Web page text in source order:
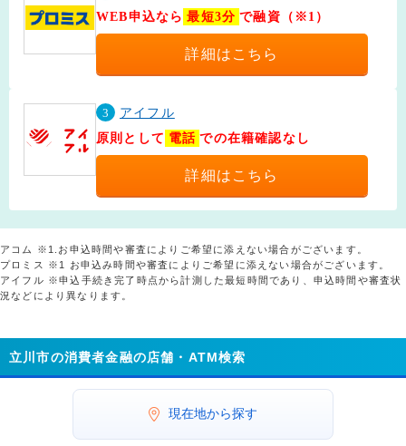
WEB申込なら 最短3分 で融資（※1）
詳細はこちら
3
アイフル
原則として 電話 での在籍確認なし
詳細はこちら
アコム ※1.お申込時間や審査によりご希望に添えない場合がございます。
プロミス ※1 お申込み時間や審査によりご希望に添えない場合がございます。
アイフル ※申込手続き完了時点から計測した最短時間であり、申込時間や審査状
況などにより異なります。
立川市の消費者金融の店舗・ATM検索
現在地から探す